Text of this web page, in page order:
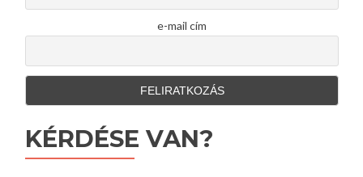
e-mail cím
KÉRDÉSE VAN?